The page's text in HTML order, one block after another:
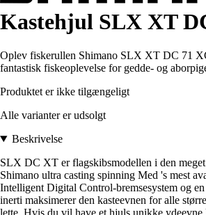
Kastehjul SLX XT
Oplev fiskerullen Shimano SLX XT DC 71
fantastisk fiskeoplevelse for gedde- og
Produktet er ikke tilgængeligt
Alle varianter er udsolgt
Beskrivelse
SLX DC XT er flagskibsmodellen i den
Shimano ultra casting spinning Med 's mest
Intelligent Digital Control-bremsesystem og
inerti maksimerer den kasteevnen for alle
lette. Hvis du vil have et hjuls unikke ydeevne